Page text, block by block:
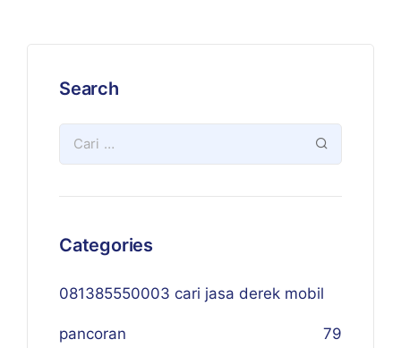
Search
Categories
081385550003 cari jasa derek mobil
pancoran 79